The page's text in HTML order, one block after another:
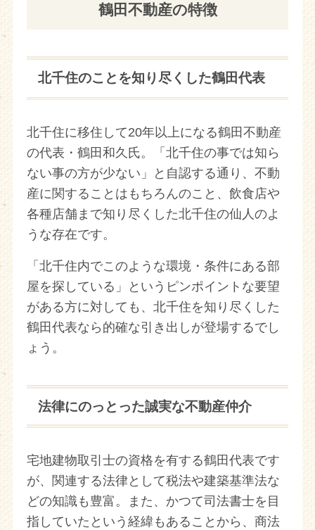
鶴田不動産の特徴
北千住のことを知り尽くした鶴田代表
北千住に移住して20年以上になる鶴田不動産
の代表・鶴田和久氏。「北千住の事では知ら
ない事の方が少ない」と自認する通り、不動
産に関することはもちろんのこと、飲食店や
各種店舗まで知り尽くした北千住の仙人のよ
うな存在です。
「北千住内でこのような環境・条件にある部
屋を探している」というピンポイントな要望
がある方に対しても、北千住を知り尽くした
鶴田代表なら的確な引き出しが登場するでし
ょう。
法律にのっとった誠実な不動産仲介
宅地建物取引士の資格を有する鶴田代表です
が、関連する法律として税法や建築基準法な
どの知識も豊富。また、かつて司法書士を目
指していたという経緯もあることから、商法